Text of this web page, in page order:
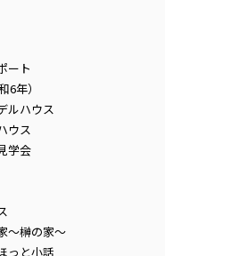
ート
6年）
ルハウス
ウス
学会
～榊の家～
っと小話